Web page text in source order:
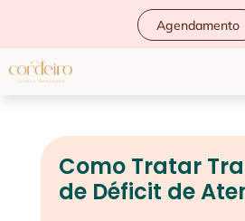
Agendamento
Como Tratar
de Déficit de